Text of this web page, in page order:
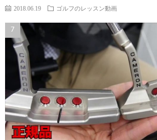
2018.06.19 ゴルフのレッスン動画